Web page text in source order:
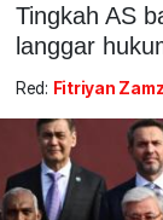
Tingkah AS
langgar
Red: Fitriyan